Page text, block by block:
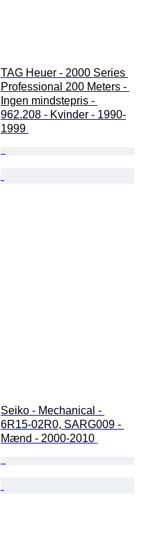
TAG Heuer - 2000 Series
Professional 200 Meters -
Ingen mindstepris -
962.208 - Kvinder - 1990-
1999
Seiko - Mechanical -
6R15-02R0, SARG009 -
Mænd - 2000-2010